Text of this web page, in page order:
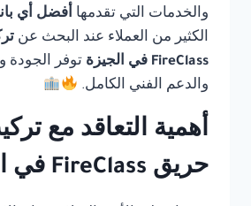
والخدمات التي تقدمها أفضل أي
الكثير من العملاء عند البحث عن
FireClass في الجيزة
توفر الجودة
والدعم الفني الكامل.
أهمية التعاقد مع
حريق FireClass في الجيزة